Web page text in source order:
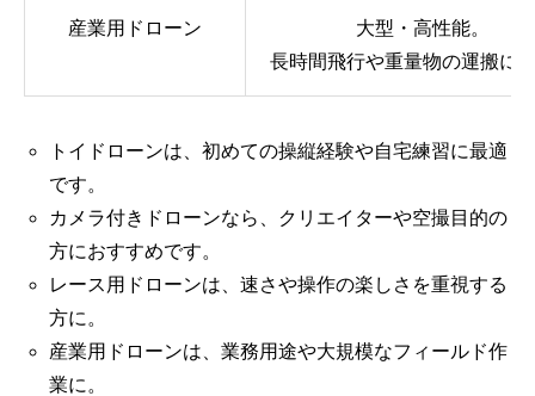
産業用ドローン
大型・高性能。
長時間飛行や重量物の運搬に
トイドローンは、初めての操縦経験や自宅練習に最適
です。
カメラ付きドローンなら、クリエイターや空撮目的の
方におすすめです。
レース用ドローンは、速さや操作の楽しさを重視する
方に。
産業用ドローンは、業務用途や大規模なフィールド作
業に。